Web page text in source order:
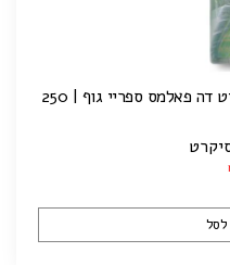
BENEATH THE PALMS | ביניט דה פאלמס ספריי גוף | 250
לסל